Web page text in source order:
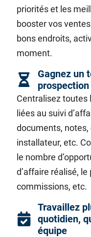
priorités et les
booster vos
bons endroits,
moment.
Gagnez un
Centralisez
liées au suivi
documents,
installateur, etc.
le nombre
d’affaire réalisé, le
commissions, etc.
Travaillez
quotidien,
équipe